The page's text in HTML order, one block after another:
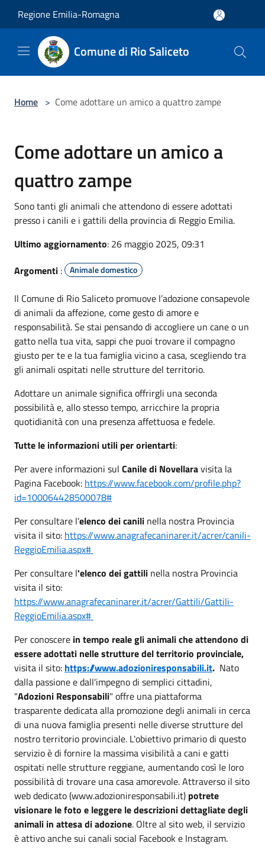
Regione Emilia-Romagna
Comune di Rio Saliceto
Home > Come adottare un amico a quattro zampe
Come adottare un amico a
quattro zampe
Sono tanti gli animali che attendono di essere adottati
presso i canili e i gattili della provincia di Reggio Emilia.
Ultimo aggiornamento: 26 maggio 2025, 09:31
Argomenti : Animale domestico
Il Comune di Rio Saliceto promuove l’adozione consapevole
di animali da affezione, come gesto di amore e
responsabilità. Se stai pensando di accogliere un cane o un
gatto nella tua vita, sappi che puoi trovare il compagno
giusto per te e la tua famiglia vicino a casa, scegliendo tra
gli animali ospitati nelle strutture del territorio.
Adottare un animale significa offrirgli una seconda
possibilità e, allo stesso tempo, arricchire la propria
quotidianità con una presenza affettuosa e fedele.
Tutte le informazioni utili per orientarti:
Per avere informazioni sul Canile di Novellaravisita la
Pagina Facebook: https://www.facebook.com/profile.php?
id=100064428500078#
Per consultare l'elenco dei canili nella nostra Provincia
visita il sito: https://www.anagrafecaninarer.it/acrer/canili-
ReggioEmilia.aspx#
Per consultare l'elenco dei gattili nella nostra Provincia
visita il sito:
https://www.anagrafecaninarer.it/acrer/Gattili/Gattili-
ReggioEmilia.aspx#
Per conoscere in tempo reale gli animali che attendono di
essere adottati nelle strutture del territorio provinciale,
visita il sito: https://www.adozioniresponsabili.it. Nato
dalla passione e dall'impegno di semplici cittadini,
"Adozioni Responsabili" offre una piattaforma
trasparente dedicata alla promozione degli animali in cerca
di una nuova famiglia presenti nelle diverse strutture del
nostro territorio provinciale. L'obiettivo primario di questo
servizio è di fornire la massima visibilità a cani e gatti
ospitati nelle strutture reggiane, aumentando così le loro
possibilità di trovare una casa amorevole. Attraverso il sito
web dedicato (www.adozioniresponsabili.it) potrete
visionare le foto e leggere le descrizioni dettagliate degli
animali in attesa di adozione. Oltre al sito web, il servizio
è attivo anche sui canali social Facebook e Instagram.